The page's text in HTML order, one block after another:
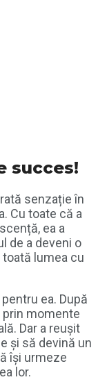
succes!
senzație în
Cu toate că a
ea a
de a deveni o
lumea cu
ea. După
prin momente
Dar a reușit
și să devină un
își urmeze
lor.